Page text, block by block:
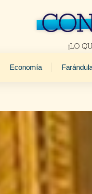
Economía